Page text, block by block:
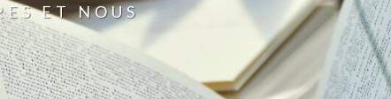
ET NOUS